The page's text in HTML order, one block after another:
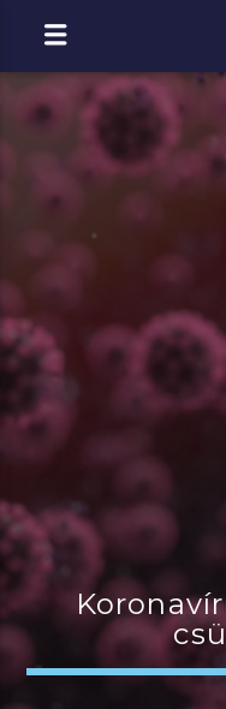
MannaFM
MANNA